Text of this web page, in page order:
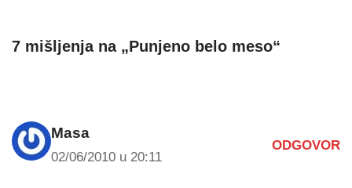
7 mišljenja na „Punjeno belo meso“
Masa
02/06/2010 u 20:11
ODGOVOR